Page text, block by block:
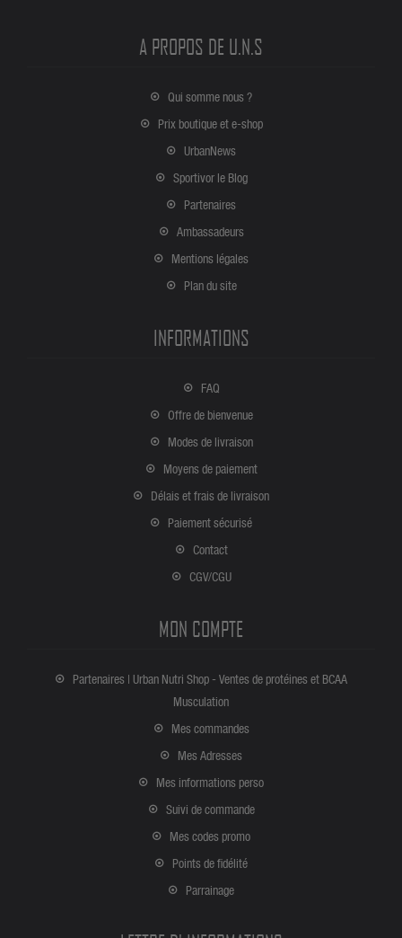
A PROPOS DE U.N.S
Qui somme nous ?
Prix boutique et e-shop
UrbanNews
Sportivor le Blog
Partenaires
Ambassadeurs
Mentions légales
Plan du site
INFORMATIONS
FAQ
Offre de bienvenue
Modes de livraison
Moyens de paiement
Délais et frais de livraison
Paiement sécurisé
Contact
CGV/CGU
MON COMPTE
Partenaires | Urban Nutri Shop - Ventes de protéines et BCAA
Musculation
Mes commandes
Mes Adresses
Mes informations perso
Suivi de commande
Mes codes promo
Points de fidélité
Parrainage